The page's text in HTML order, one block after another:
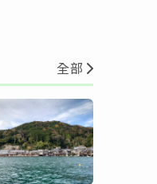
全部